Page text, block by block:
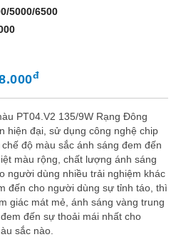
5000/6500
đ
PT04.V2 135/9W Rạng Đông
hiện đại, sử dụng công nghệ chip
độ màu sắc ánh sáng đem đến
màu rộng, chất lượng ánh sáng
người dùng nhiều trải nghiệm khác
đến cho người dùng sự tỉnh táo, thì
giác mát mẻ, ánh sáng vàng trung
đến sự thoải mái nhất cho
sắc nào.